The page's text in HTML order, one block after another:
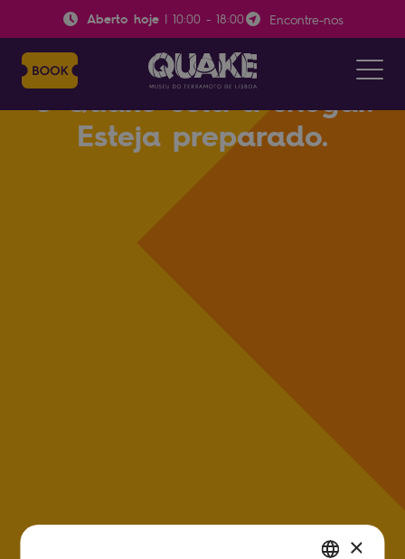
Aberto hoje | 10:00 - 18:00 Encontre-nos
O Quake está a chegar.
Esteja preparado.
Mantenha-se a par
O Quake abrirá ao público no início do segundo
trimestre de 2022 e os bilhetes estarão
disponíveis muito em breve. Subscreva aqui se
desejar ser notificado quando os bilhetes
estiverem disponíveis e se quiser ser informado
da data de abertura do espaço.
×